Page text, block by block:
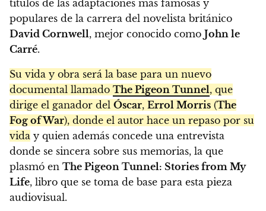
títulos de las adaptaciones más famosas y
populares de la carrera del novelista británico
David Cornwell, mejor conocido como John le
Carré.
Su vida y obra será la base para un nuevo
documental llamado The Pigeon Tunnel, que
dirige el ganador del Óscar, Errol Morris (The
Fog of War), donde el autor hace un repaso por su
vida y quien además concede una entrevista
donde se sincera sobre sus memorias, la que
plasmó en The Pigeon Tunnel: Stories from My
Life, libro que se toma de base para esta pieza
audiovisual.